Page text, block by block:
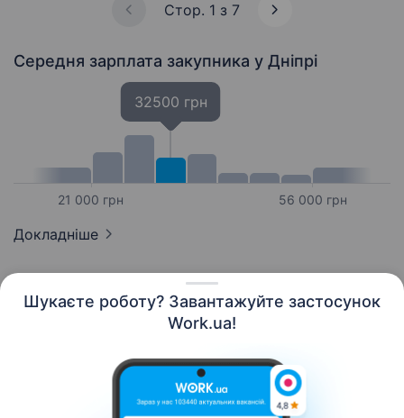
Шукаєте роботу? Завантажуйте застосунок
Work.ua!
Стор. 1 з 7
Середня зарплата закупника у Дніпрі
21 000 грн
32500 грн
56 000 грн
Докладніше